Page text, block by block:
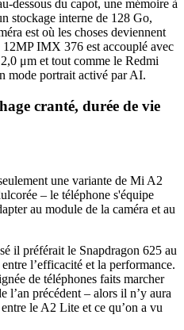
dessous du capot, une mémoire à
stockage interne de 128 Go,
est où les choses deviennent
12MP IMX 376 est accouplé avec
μm et tout comme le Redmi
mode portrait activé par AI.
cranté, durée de vie
une variante de Mi A2
– le téléphone s'équipe
au module de la caméra et au
il préférait le Snapdragon 625 au
l’efficacité et la performance.
de téléphones faits marcher
précédent – alors il n’y aura
le A2 Lite et ce qu’on a vu